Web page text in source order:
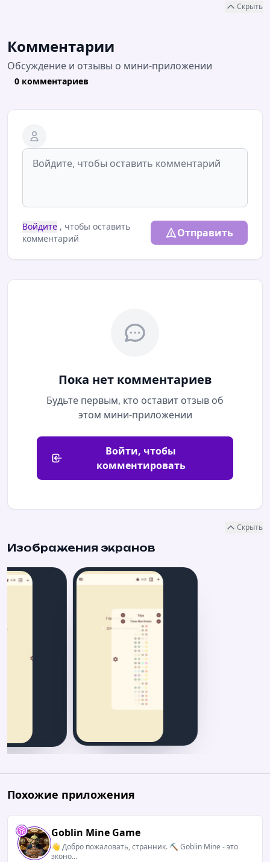
Скрыть
Комментарии
Обсуждение и отзывы о мини-приложении
0 комментариев
Войдите , чтобы оставить
комментарий
Отправить
Пока нет комментариев
Будьте первым, кто оставит отзыв об
этом мини-приложении
Войти, чтобы
комментировать
Скрыть
Изображения экранов
Похожие приложения
Goblin Mine Game
👋 Добро пожаловать, странник. ⛏ Goblin Mine - это
эконо...